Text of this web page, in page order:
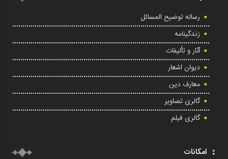
رساله توضیح المسائل
زندگینامه
آثار و تألیفات
دیوان اشعار
معارف دین
گالری تصاویر
گالری فیلم
امکانات